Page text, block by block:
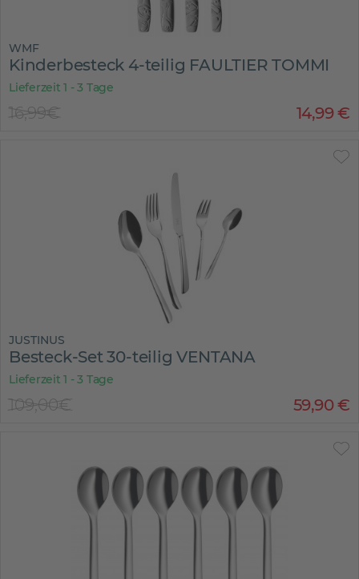
WMF
Kinderbesteck 4-teilig FAULTIER TOMMI
Lieferzeit 1 - 3 Tage
14,99€
16,99€
JUSTINUS
Besteck-Set 30-teilig VENTANA
Lieferzeit 1 - 3 Tage
59,90€
109,00€